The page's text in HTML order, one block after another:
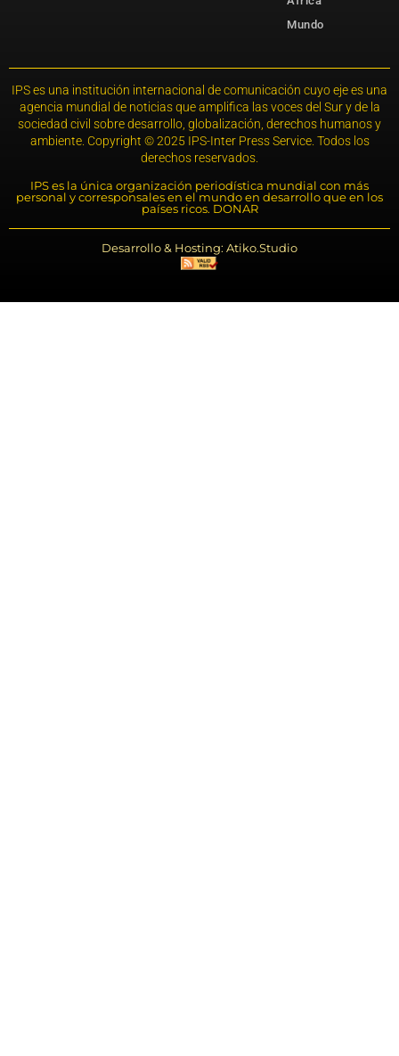
Mundo
IPS es una institución internacional de comunicación cuyo eje es una
agencia mundial de noticias que amplifica las voces del Sur y de la
sociedad civil sobre desarrollo, globalización, derechos humanos y
ambiente. Copyright © 2025 IPS-Inter Press Service. Todos los
derechos reservados.
IPS es la única organización periodística mundial con más
personal y corresponsales en el mundo en desarrollo que en los
países ricos. DONAR
Desarrollo & Hosting: Atiko.Studio